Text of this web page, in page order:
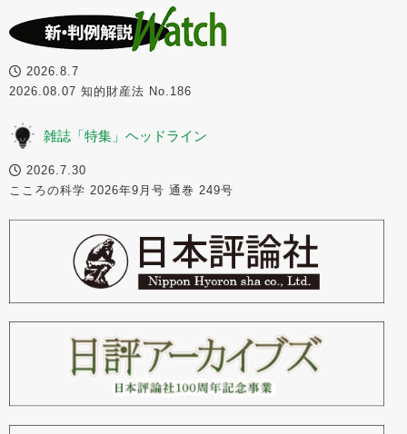
2026.8.7
2026.08.07 知的財産法 No.186
雑誌「特集」ヘッドライン
2026.7.30
こころの科学 2026年9月号 通巻 249号